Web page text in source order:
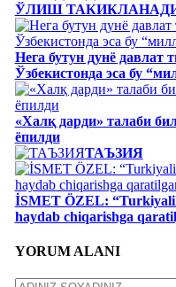
ЎЛИШ
Нега бутун дунё давлат
Ўзбекистонда эса бу
«Халқ дарди» талаби
ёпилди
ТАЪЗИЯ
İSMET ÖZEL:
haydab chiqarishga
YORUM ALANI